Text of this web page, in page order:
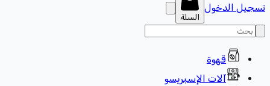
تسجيل الدخول
السلة
قهوة
آلات الإسبريسو